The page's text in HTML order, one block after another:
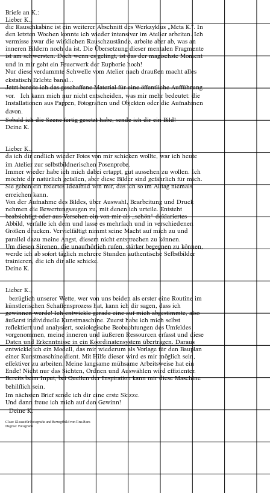
© Katharina Schreiter
Briefe an K.:
Lieber K.,
die Rauschkabine ist ein weiterer Abschnitt des Werkzyklus „Meta K.“. In
den letzten Wochen konnte ich wieder intensiver im Atelier arbeiten. Ich
vermisse zwar die wirklichen Rauschzustände, arbeite aber ab, was an
inneren Bildern noch da ist. Die Übersetzung dieser mentalen Fragmente
ist am schwersten. Doch wenn es gelingt, ist das der magischste Moment
und in mir geht ein Feuerwerk der Euphorie hoch!
Nur diese verdammte Schwelle vom Atelier nach draußen macht alles
ekstatisch Erlebte banal...
Jetzt bereite ich das geschaffene Material für eine öffentliche Aufführung
vor. Ich kann mich nur nicht entscheiden, was mir mehr bedeutet: die
Installationen aus Pappen, Fotografien und Objekten oder die Aufnahmen
davon.
Sobald ich die Szene fertig gesetzt habe, sende ich dir ein Bild!
Deine K.
Lieber K.,
da ich dir endlich wieder Fotos von mir schicken wollte, war ich heute
im Atelier zur selbstbildnerischen Posenprobe.
Immer wieder habe ich mich dabei ertappt, gut aussehen zu wollen. Ich
möchte dir natürlich gefallen, aber diese Bilder sind gefährlich für mich.
Sie geben ein fixiertes Idealbild von mir, das ich so im Alltag niemals
erreichen kann.
Von der Aufnahme des Bildes, über Auswahl, Bearbeitung und Druck
nehmen die Bewertungsaugen zu, mit denen ich urteile. Entsteht
beabsichtigt oder aus Versehen ein von mir als „schön“ deklariertes
Abbild, verfalle ich dem und lasse es mehrfach und in verschiedenen
Größen drucken. Vervielfältigt nimmt seine Macht auf mich zu und
parallel dazu meine Angst, diesem nicht entsprechen zu können.
Um diesen Sirenen, die unaufhörlich rufen, stärker begegnen zu können,
werde ich ab sofort täglich mehrere Stunden authentische Selbstbilder
trainieren, die ich dir alle schicke.
Deine K.
Lieber K.,
bezüglich unserer Wette, wer von uns beiden als erster eine Routine im
künstlerischen Schaffensprozess hat, kann ich dir sagen, dass ich
gewinnen werde! Ich entwickle gerade eine auf mich abgestimmte, also
äußerst individuelle Kunstmaschine. Zuerst habe ich mich selbst
reflektiert und analysiert, soziologische Beobachtungen des Umfeldes
vorgenommen, meine inneren und äußeren Ressourcen erfasst und diese
Daten und Erkenntnisse in ein Koordinatensystem übertragen. Daraus
entwickle ich ein Modell, das mir wiederum als Vorlage für den Bauplan
einer Kunstmaschine dient. Mit Hilfe dieser wird es mir möglich sein,
effektiver zu arbeiten. Meine langsame mühsame Arbeitsweise hat ein
Ende! Nicht nur das Sichten, Ordnen und Auswählen wird effizienter.
Bereits beim Input, bei Quellen der Inspiration kann mir diese Maschine
behilflich sein.
Im nächsten Brief sende ich dir eine erste Skizze.
Und dann freue ich mich auf den Gewinn!
Deine K.
Class: Klasse für Fotografie und Bewegtbild von Tina Bara
Degree: Fotografie
Index Map